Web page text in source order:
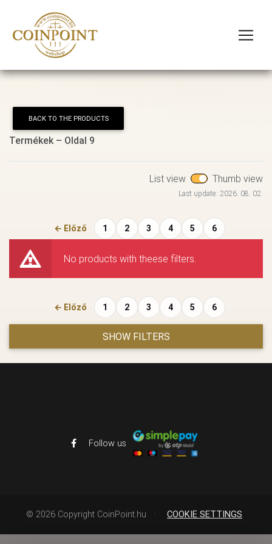
BACK TO THE PRODUCTS
Termékek – Oldal 9
List view Thumb view
Last update: 2026. 08. 02.
← Előző 1 2 3 4 5 6
No products with theese filters.
← Előző 1 2 3 4 5 6
SHOW FILTERS
Follow us
© 2026 Copyright CoinPoint.hu · COOKIE SETTINGS